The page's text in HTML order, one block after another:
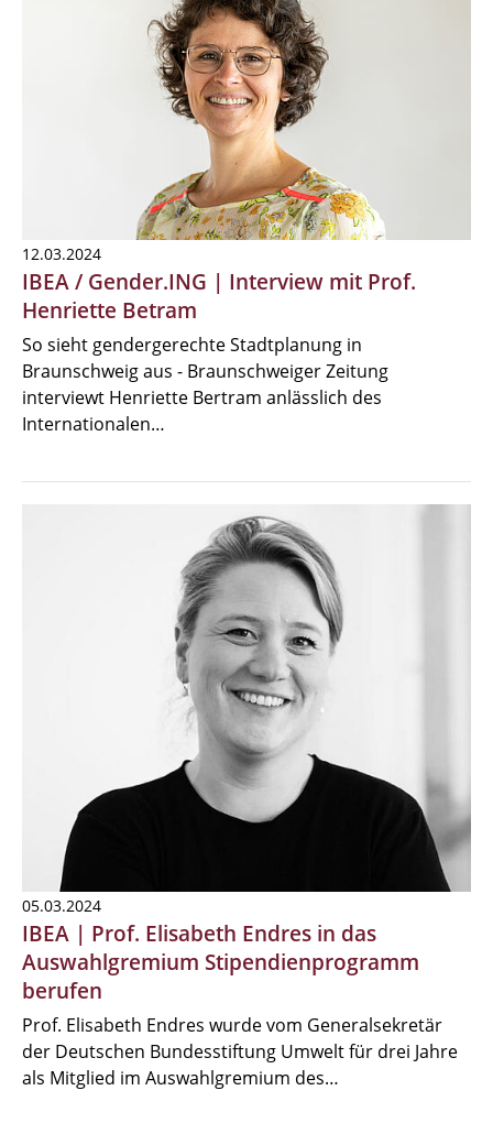
12.03.2024
IBEA / Gender.ING | Interview mit Prof.
Henriette Betram
So sieht gendergerechte Stadtplanung in
Braunschweig aus - Braunschweiger Zeitung
interviewt Henriette Bertram anlässlich des
Internationalen…
05.03.2024
IBEA | Prof. Elisabeth Endres in das
Auswahlgremium Stipendienprogramm
berufen
Prof. Elisabeth Endres wurde vom Generalsekretär
der Deutschen Bundesstiftung Umwelt für drei Jahre
als Mitglied im Auswahlgremium des…